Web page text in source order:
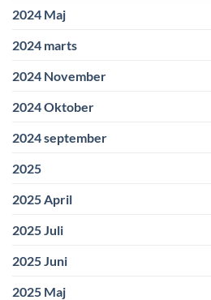
2024 Maj
2024 marts
2024 November
2024 Oktober
2024 september
2025
2025 April
2025 Juli
2025 Juni
2025 Maj